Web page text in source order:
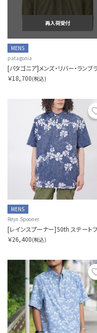
再入荷受付
MENS
patagonia
￥18,700(税込)
MENS
Reyn Spooner
￥26,400(税込)